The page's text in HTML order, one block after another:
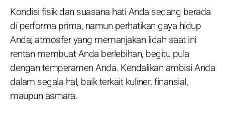
Kondisi fisik dan suasana hati Anda sedang berada
di performa prima, namun perhatikan gaya hidup
Anda; atmosfer yang memanjakan lidah saat ini
rentan membuat Anda berlebihan, begitu pula
dengan temperamen Anda. Kendalikan ambisi Anda
dalam segala hal, baik terkait kuliner, finansial,
maupun asmara.